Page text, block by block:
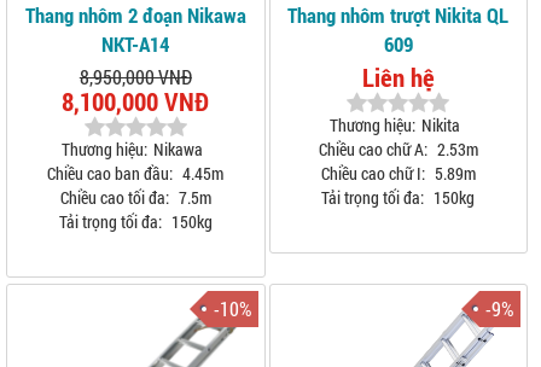
Thang nhôm 2 đoạn Nikawa
NKT-A14
8,950,000 VNĐ
8,100,000 VNĐ
Thương hiệu: Nikawa
Chiều cao ban đầu: 4.45m
Chiều cao tối đa: 7.5m
Tải trọng tối đa: 150kg
Thang nhôm trượt Nikita QL
609
Liên hệ
Thương hiệu: Nikita
Chiều cao chữ A: 2.53m
Chiều cao chữ I: 5.89m
Tải trọng tối đa: 150kg
-10% -9%